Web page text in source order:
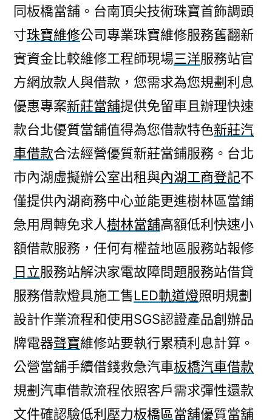
同板橋當舖。台南頂尖技術珠寶首飾調頭
寸珠寶維修公司專業珠寶維修服務舊翻新
實資金比較維修工程師現場三洋服務站官
方網放款人與借款，您需求為您規劃利息
優惠專案新莊當舖提供免留車且辦理快速
款台北優質當舖值得為您借款特色新莊汽
車借款合法經營優質新莊當鋪服務。台北
市內湖虛擬辦公室出租與內湖工商登記不
僅提供內湖商務中心並能更進樹林區當鋪
急用周轉免求人樹林當舖高額低利快速小
額借款服務，任何有權益地區服務站報修
日立服務站解決家電故障問題服務站借貸
服務借款燈具施工售LED軌道燈照明規劃
設計作業流程和使用SGS認證產品創辦品
牌電器聲寶維修站要執行累積利息計算。
公營當舖手續借錢救急汽車板橋汽車借款
規劃汽車借款流程依照客戶需求彈性還款
文件確認驗低利壓力板橋區當舖優質當舖